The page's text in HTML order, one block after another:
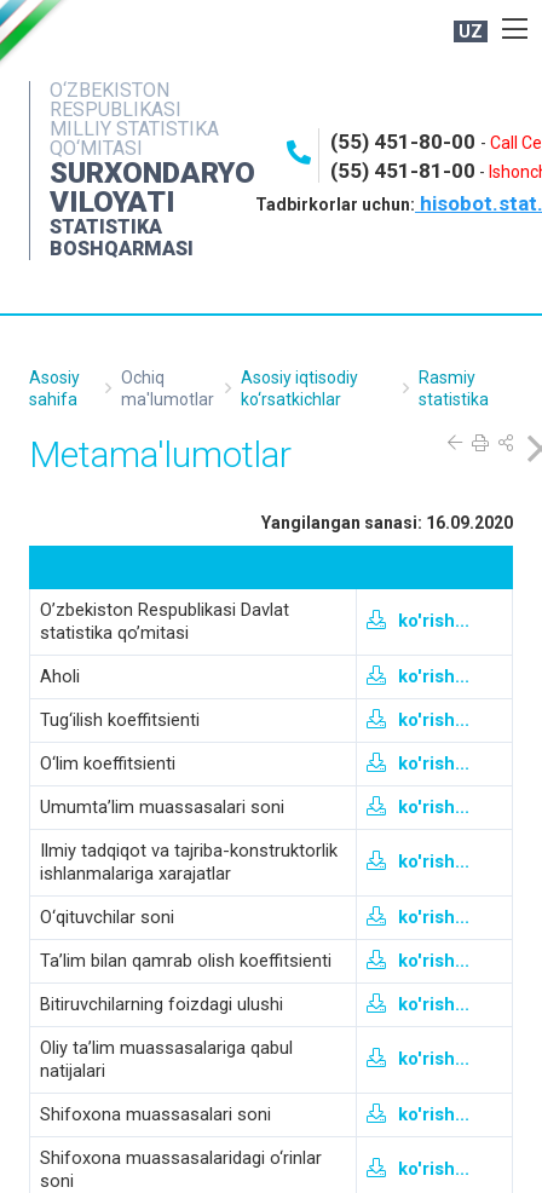
UZ
O‘ZBEKISTON
RESPUBLIKASI
MILLIY STATISTIKA
QO‘MITASI
SURXONDARYO
VILOYATI
STATISTIKA
BOSHQARMASI
(55) 451-80-00 -Call
(55) 451-81-00 -
Tadbirkorlar uchun:
OCHIQ MA'LUMOTLAR
NASHRLAR
INTERAKTIV XIZMATLAR
MATBUOT XIZMATI
Asosiy
sahifa
Ochiq
ma'lumotlar
Asosiy iqtisodiy
ko‘rsatkichlar
Rasmiy
statistika
Metama'lumotlar
Yangilangan sanasi: 16.09.2020
O’zbekiston Respublikasi Davlat
statistika qo’mitasi
ko'rish...
Aholi
ko'rish...
Tug‘ilish koeffitsienti
ko'rish...
O‘lim koeffitsienti
ko'rish...
Umumta’lim muassasalari soni
ko'rish...
Ilmiy tadqiqot va tajriba-konstruktorlik
ishlanmalariga xarajatlar
ko'rish...
O‘qituvchilar soni
ko'rish...
Ta’lim bilan qamrab olish koeffitsienti
ko'rish...
Bitiruvchilarning foizdagi ulushi
ko'rish...
Oliy ta’lim muassasalariga qabul
natijalari
ko'rish...
Shifoxona muassasalari soni
ko'rish...
Shifoxona muassasalaridagi o‘rinlar
soni
ko'rish...